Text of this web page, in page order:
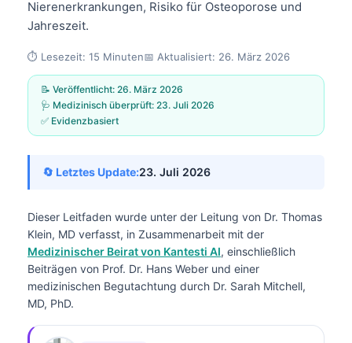
Nierenerkrankungen, Risiko für Osteoporose und
Jahreszeit.
⏱️ Lesezeit: 15 Minuten📅 Aktualisiert: 26. März 2026
📝 Veröffentlicht: 26. März 2026
🩺 Medizinisch überprüft: 23. Juli 2026
✅ Evidenzbasiert
🔄 Letztes Update:23. Juli 2026
Dieser Leitfaden wurde unter der Leitung von Dr. Thomas
Klein, MD verfasst, in Zusammenarbeit mit der
Medizinischer Beirat von Kantesti AI, einschließlich
Beiträgen von Prof. Dr. Hans Weber und einer
medizinischen Begutachtung durch Dr. Sarah Mitchell,
MD, PhD.